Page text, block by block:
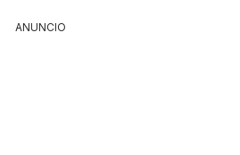
ANUNCIO